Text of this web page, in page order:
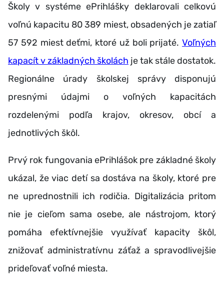
Školy v systéme ePrihlášky deklarovali celkovú
voľnú kapacitu 80 389 miest, obsadených je zatiaľ
57 592 miest deťmi, ktoré už boli prijaté. Voľných
kapacít v základných školách je tak stále dostatok.
Regionálne úrady školskej správy disponujú
presnými údajmi o voľných kapacitách
rozdelenými podľa krajov, okresov, obcí a
jednotlivých škôl.
Prvý rok fungovania ePrihlášok pre základné školy
ukázal, že viac detí sa dostáva na školy, ktoré pre
ne uprednostnili ich rodičia. Digitalizácia pritom
nie je cieľom sama osebe, ale nástrojom, ktorý
pomáha efektívnejšie využívať kapacity škôl,
znižovať administratívnu záťaž a spravodlivejšie
prideľovať voľné miesta.